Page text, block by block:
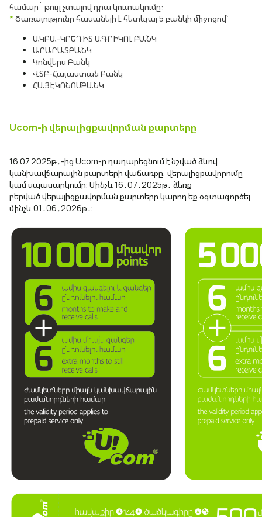
համար` թույլ չտալով դրա կուտակումը:
* Ծառայությունը հասանելի է հետևյալ 5 բանկի միջոցով՝
ԱԿԲԱ-ԿՐԵԴԻՏ ԱԳՐԻԿՈԼ ԲԱՆԿ
ԱՐԱՐԱՏԲԱՆԿ
Կոնվերս Բանկ
ՎՏԲ-Հայաստան Բանկ
ՀԱՅԷԿՈՆՈՄԲԱՆԿ
Ucom-ի վերալիցքավորման քարտերը
16.07.2025թ․-ից Ucom-ը դադարեցնում է նշված ձևով
կանխավճարային քարտերի վաճառքը, վերալիցքավորումը
կամ սպասարկումը։ Մինչև 16․07․2025թ․ ձեռք
բերված վերալիցքավորման քարտերը կարող եք օգտագործել
մինչև 01․06․2026թ․։